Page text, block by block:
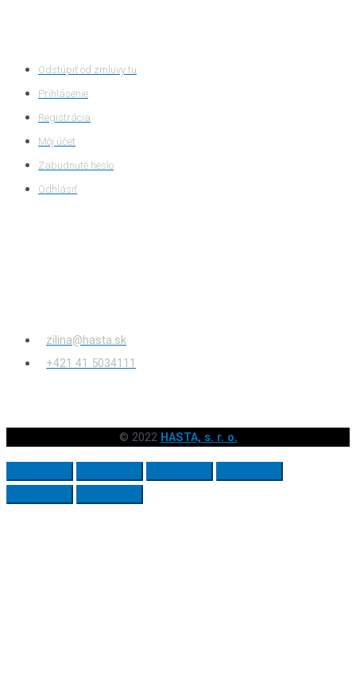
Odstúpiť od zmluvy tu
Prihlásenie
Registrácia
Môj účet
Zabudnuté heslo
Odhlásiť
zilina@hasta.sk
+421 41 5034111
© 2022 HASTA, s. r. o.